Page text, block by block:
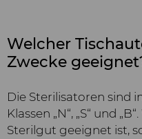
Welcher
Zwecke
Die Sterilisatoren sind
Klassen „N“, „S“ und
Sterilgut geeignet ist,